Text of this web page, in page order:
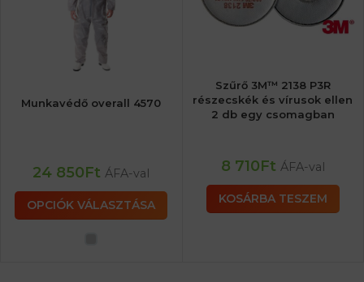
Munkavédő overall 4570
24 850Ft ÁFA-val
OPCIÓK VÁLASZTÁSA
Szűrő 3M™ 2138 P3R
részecskék és vírusok ellen
2 db egy csomagban
8 710Ft ÁFA-val
KOSÁRBA TESZEM